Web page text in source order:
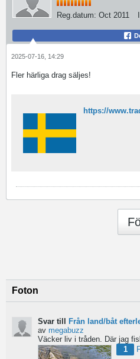
Reg.datum: Oct 2011
2025-07-16, 14:29
Fler härliga drag säljes!
Foton
Svar till
Från land/båt
av megabuzz
1